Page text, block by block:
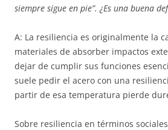
siempre sigue en pie”. ¿Es una buena
A: La resiliencia es originalmente la
materiales de absorber impactos
dejar de cumplir sus funciones
suele pedir el acero con una
partir de esa temperatura pierde
Sobre resiliencia en términos